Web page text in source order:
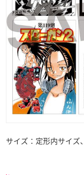
サイズ：定形内サイズ